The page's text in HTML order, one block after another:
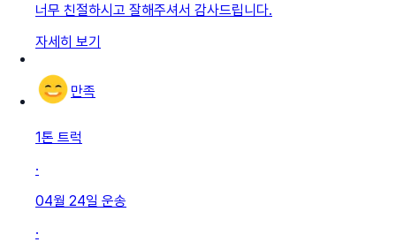
너무 친절하시고 잘해주셔서 감사드립니다.
자세히 보기
만족
1톤 트럭
·
04월 24일 운송
·